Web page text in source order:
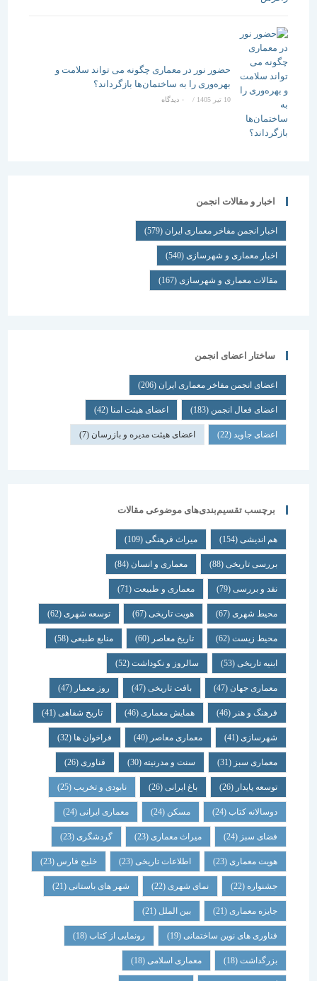
حضور نور در معماری چگونه می تواند سلامت و
بهره‌وری را به ساختمان‌ها بازگرداند؟
/ ۰ دیدگاه
اخبار و مقالات انجمن
اخبار انجمن مفاخر معماری ایران (579)
اخبار معماری و شهرسازی(540)
مقالات معماری و شهرسازی(167)
ساختار اعضای انجمن
اعضای انجمن مفاخر معماری ایران (206)
اعضای فعال انجمن(183) اعضای هیئت امنا(42)
اعضای جاوید(22) اعضای هیئت مدیره و بازرسان(7)
برچسب تقسیم‌بندی‌های موضوعی مقالات
هم اندیشی (154) میراث فرهنگی (109)
بررسی تاریخی (88) معماری و انسان (84)
نقد و بررسی (79) معماری و طبیعت (71)
محیط شهری(67) هویت تاریخی(67) توسعه شهری(62)
محیط زیست(62) تاریخ معاصر(60) منابع طبیعی(58)
ابنیه تاریخی(53) سالروز و نکوداشت(52)
معماری جهان (47) بافت تاریخی(47) روز معمار(47)
فرهنگ و هنر(46) همایش معماری (46) تاریخ شفاهی (41)
شهرسازی(41) معماری معاصر(40) فراخوان ها (32)
معماری سبز(31) سنت و مدرنیته(30) فناوری (26)
توسعه پایدار(26) باغ ایرانی(26) نابودی و تخریب(25)
دوسالانه کتاب(24) مسکن (24) معماری ایرانی(24)
فضای سبز(24) میراث معماری (23) گردشگری (23)
هویت معماری (23) اطلاعات تاریخی(23) خلیج فارس(23)
جشنواره(22) نمای شهری(22) شهر های باستانی (21)
جایزه معماری (21) بین الملل(21)
فناوری های نوین ساختمانی(19) رونمایی از کتاب (18)
بزرگداشت (18) معماری اسلامی(18)